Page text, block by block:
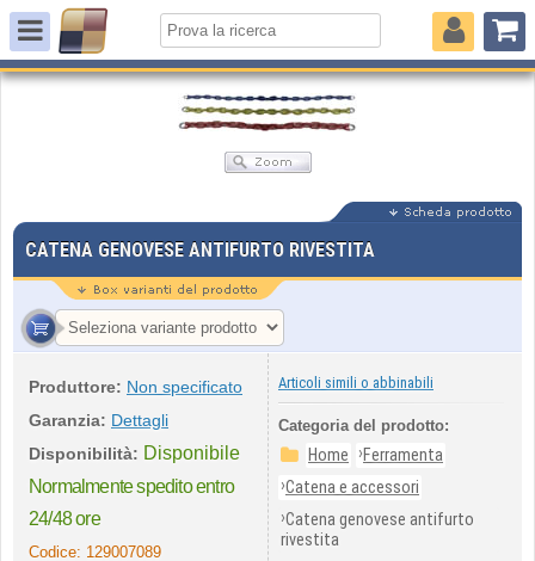
CATENA GENOVESE ANTIFURTO RIVESTITA
Produttore: Non specificato
Garanzia: Dettagli
Disponibilità: Disponibile
Normalmente spedito entro
24/48 ore
Codice: 129007089
Articoli simili o abbinabili
Categoria del prodotto:
Home ›Ferramenta
›Catena e accessori
›Catena genovese antifurto
rivestita